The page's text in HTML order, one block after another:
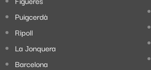
Puigcerdà
Ripoll
La Jonquera
Barcelona